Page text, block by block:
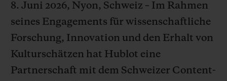
8. Juni 2026, Nyon, Schweiz – Im Rahmen
seines Engagements für wissenschaftliche
Forschung, Innovation und den Erhalt von
Kulturschätzen hat Hublot eine
Partnerschaft mit dem Schweizer Content-
KOSTENLOSE LIEFERUNG & RÜCKSENDUNGEN
SICHERE BEZAHLUNG